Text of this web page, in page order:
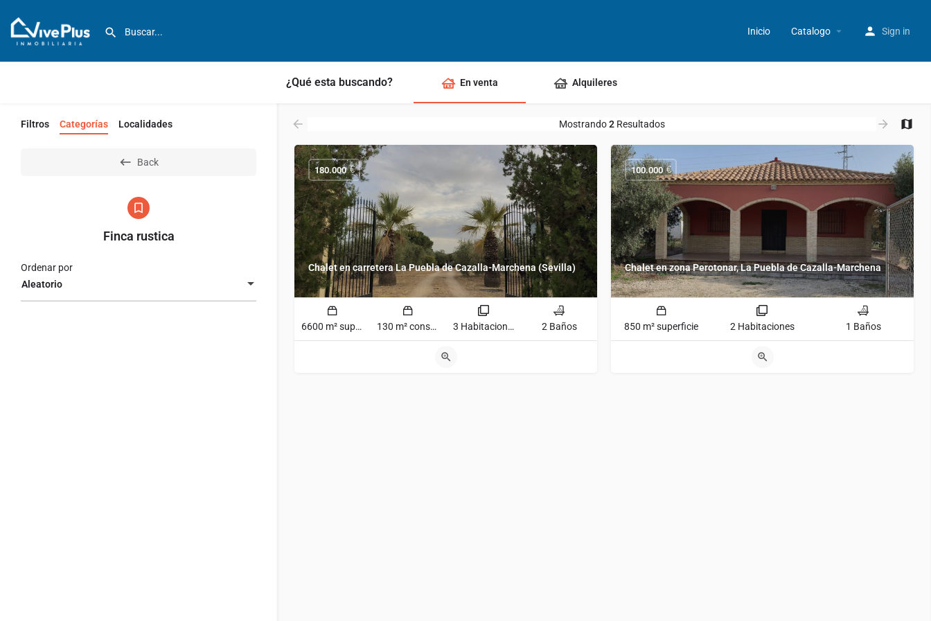
Inicio Catalogo Sign in
¿Qué esta buscando? En venta Alquileres
Filtros Categorías Localidades
Back
Finca rustica
Aleatorio
Ordenar por Chalet en carretera La Puebla de Cazalla-Marchena (Sevilla)
180.000 €
6600 m² superficie 130 m² construido 3 Habitaciones 2 Baños
Chalet en zona Perotonar, La Puebla de Cazalla-Marchena
100.000 €
850 m² superficie 2 Habitaciones 1 Baños